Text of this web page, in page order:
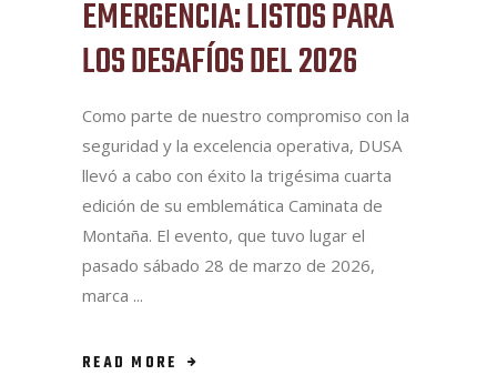
EMERGENCIA: LISTOS PARA
LOS DESAFÍOS DEL 2026
Como parte de nuestro compromiso con la
seguridad y la excelencia operativa, DUSA
llevó a cabo con éxito la trigésima cuarta
edición de su emblemática Caminata de
Montaña. El evento, que tuvo lugar el
pasado sábado 28 de marzo de 2026,
marca
READ MORE